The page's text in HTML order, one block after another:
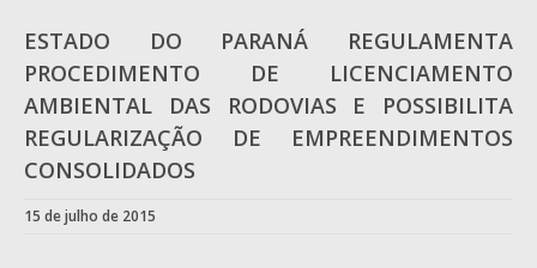
ESTADO DO PARANÁ REGULAMENTA
PROCEDIMENTO DE LICENCIAMENTO
AMBIENTAL DAS RODOVIAS E POSSIBILITA
REGULARIZAÇÃO DE EMPREENDIMENTOS
CONSOLIDADOS
15 de julho de 2015